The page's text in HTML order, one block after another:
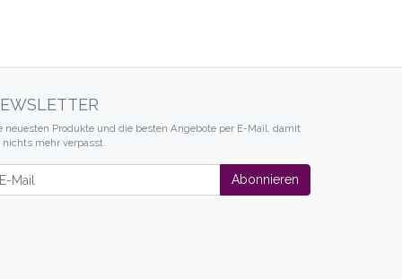
neuesten Produkte und die besten Angebote per E-Mail, damit
nichts mehr verpasst.
Abonnieren